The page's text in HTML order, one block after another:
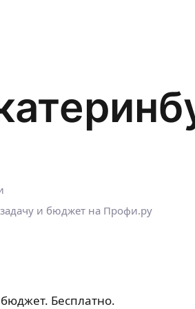
и бюджет на Профи.ру
Бесплатно.